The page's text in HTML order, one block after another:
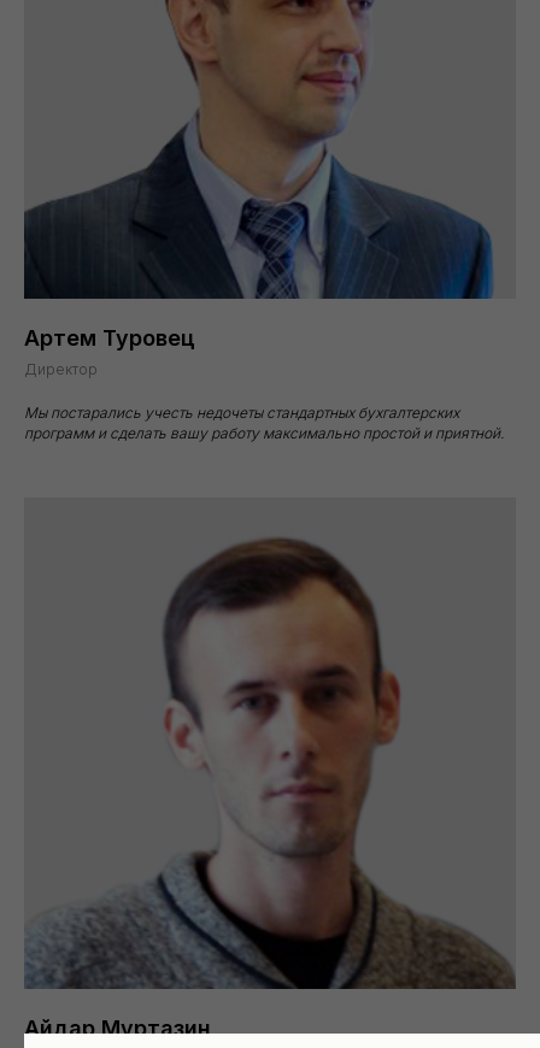
Артем Туровец
Директор
Мы постарались учесть недочеты стандартных бухгалтерских
программ и сделать вашу работу максимально простой и приятной.
Айдар Муртазин